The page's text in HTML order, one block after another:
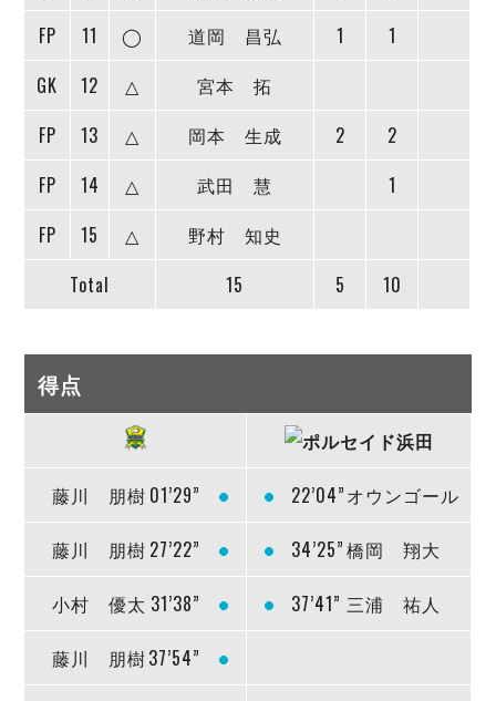
FP
11 ◯ 道岡 昌弘 1
1
GK
12 △
宮本 拓
FP
13 △ 岡本 生成 2
2
FP
14 △ 武田 慧
1
FP
15 △
野村 知史
Total
15 5 10
得点
藤川 朋樹 01’29” 22’04”オウンゴール
藤川 朋樹 27’22” 34’25”橋岡 翔大
小村 優太 31’38” 37’41” 三浦 祐人
藤川 朋樹37’54”